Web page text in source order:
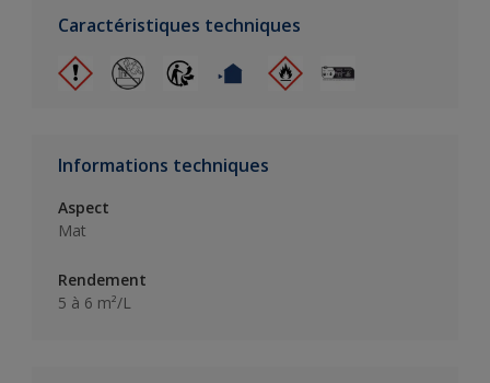
Caractéristiques techniques
Informations techniques
Aspect
Mat
Rendement
5 à 6 m²/L